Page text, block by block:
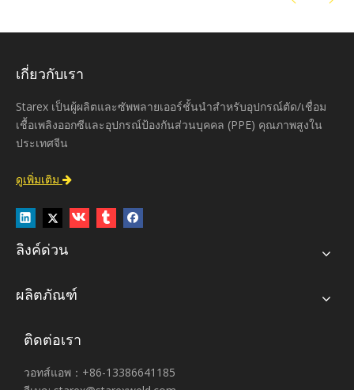
เกี่ยวกับเรา
Starex เป็นผู้ผลิตและซัพพลายเออร์ชั้นนำสำหรับอุปกรณ์ตัด/เชื่อม
เชื้อเพลิงออกซีและอุปกรณ์ป้องกันส่วนบุคคล (PPE) คุณภาพสูงใน
ประเทศจีน
ดูเพิ่มเติม 
ลิงค์ด่วน
ผลิตภัณฑ์
ติดต่อเรา
วอทส์แอพ：+86-13386641185